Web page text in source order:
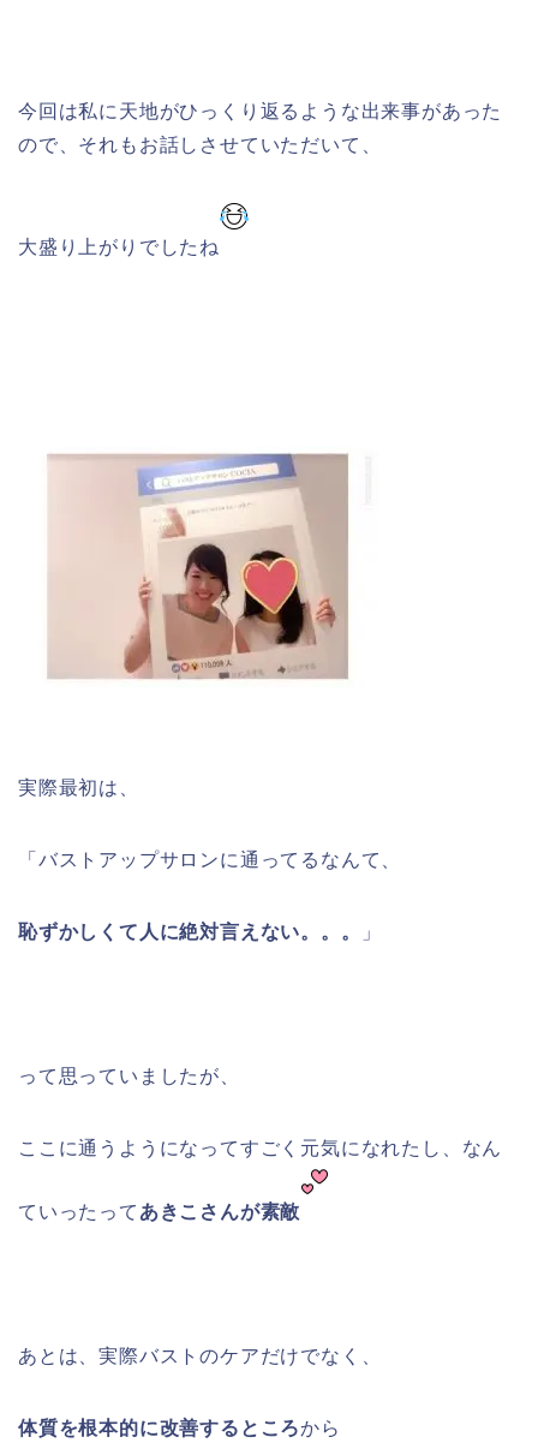
今回は私に天地がひっくり返るような出来事があった
ので、それもお話しさせていただいて、
大盛り上がりでしたね
実際最初は、
「バストアップサロンに通ってるなんて、
恥ずかしくて人に絶対言えない。。。 」
って思っていましたが、
ここに通うようになってすごく元気になれたし、なん
ていったって あきこさんが素敵
あとは、実際バストのケアだけでなく、
体質を根本的に改善するところから